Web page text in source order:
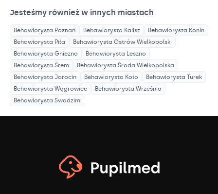
Jesteśmy również w innych miastach
Behawiorysta Poznań Behawiorysta Kalisz Behawiorysta Konin
Behawiorysta Piła Behawiorysta Ostrów Wielkopolski
Behawiorysta Gniezno Behawiorysta Leszno
Behawiorysta Śrem Behawiorysta Środa Wielkopolska
Behawiorysta Jarocin Behawiorysta Koło Behawiorysta Turek
Behawiorysta Wągrowiec Behawiorysta Września
Behawiorysta Swadzim